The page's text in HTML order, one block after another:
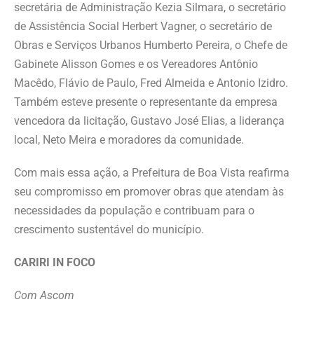
secretária de Administração Kezia Silmara, o secretário
de Assistência Social Herbert Vagner, o secretário de
Obras e Serviços Urbanos Humberto Pereira, o Chefe de
Gabinete Alisson Gomes e os Vereadores Antônio
Macêdo, Flávio de Paulo, Fred Almeida e Antonio Izidro.
Também esteve presente o representante da empresa
vencedora da licitação, Gustavo José Elias, a liderança
local, Neto Meira e moradores da comunidade.
Com mais essa ação, a Prefeitura de Boa Vista reafirma
seu compromisso em promover obras que atendam às
necessidades da população e contribuam para o
crescimento sustentável do município.
CARIRI IN FOCO
Com Ascom